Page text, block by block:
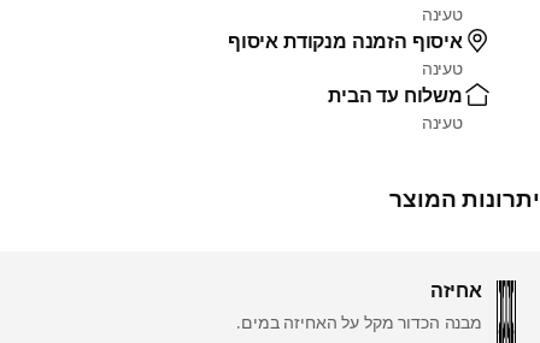
טעינה
איסוף הזמנה מנקודת איסוף
טעינה
משלוח עד הבית
טעינה
יתרונות המוצר
אחיזה
מבנה הכדור מקל על האחיזה במים.